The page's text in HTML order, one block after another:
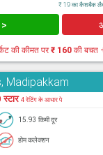
₹ 19 का कैशबैक
की कीमत पर₹ 160की बचत
Madipakkam
स्टार4 रेटिंग के आधार पे
15.93 किमी दूर
होम कलेक्शन